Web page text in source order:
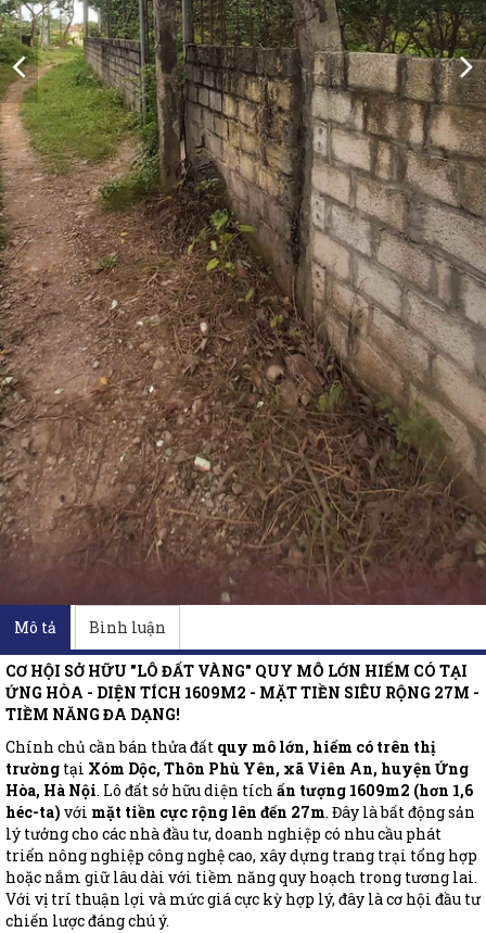
Mô tả Bình luận
CƠ HỘI SỞ HỮU "LÔ ĐẤT VÀNG" QUY MÔ LỚN HIẾM CÓ TẠI
ỨNG HÒA - DIỆN TÍCH 1609M2 - MẶT TIỀN SIÊU RỘNG 27M -
TIỀM NĂNG ĐA DẠNG!
Chính chủ cần bán thửa đất quy mô lớn, hiếm có trên thị
trường tại Xóm Dộc, Thôn Phù Yên, xã Viên An, huyện Ứng
Hòa, Hà Nội. Lô đất sở hữu diện tích ấn tượng 1609m2 (hơn 1,6
héc-ta) với mặt tiền cực rộng lên đến 27m. Đây là bất động sản
lý tưởng cho các nhà đầu tư, doanh nghiệp có nhu cầu phát
triển nông nghiệp công nghệ cao, xây dựng trang trại tổng hợp
hoặc nắm giữ lâu dài với tiềm năng quy hoạch trong tương lai.
Với vị trí thuận lợi và mức giá cực kỳ hợp lý, đây là cơ hội đầu tư
chiến lược đáng chú ý.